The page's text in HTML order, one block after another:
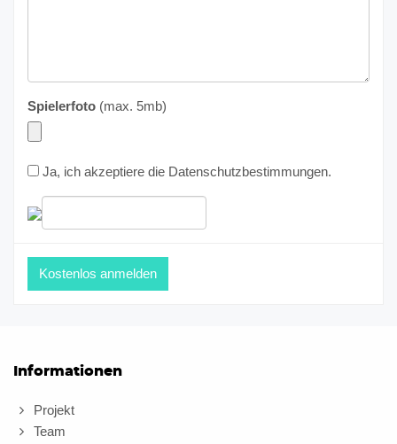
Spielerfoto (max. 5mb)
Ja, ich akzeptiere die Datenschutzbestimmungen.
Informationen
Projekt
Team